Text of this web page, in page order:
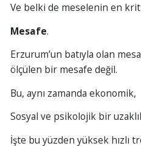
Ve belki de meselenin en
Mesafe.
Erzurum’un batıyla olan
ölçülen bir mesafe değil.
Bu, aynı zamanda ekonomik,
Sosyal ve psikolojik bir
İşte bu yüzden yüksek hızlı